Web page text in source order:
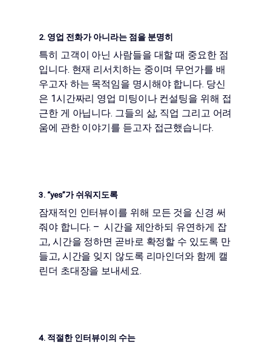
2. 영업 전화가 아니라는 점을 분명히
특히 고객이 아닌 사람들을 대할 때 중요한 점
입니다. 현재 리서치하는 중이며 무언가를 배
우고자 하는 목적임을 명시해야 합니다. 당신
은 1시간짜리 영업 미팅이나 컨설팅을 위해 접
근한 게 아닙니다. 그들의 삶, 직업 그리고 어려
움에 관한 이야기를 듣고자 접근했습니다.
3. “yes”가 쉬워지도록
잠재적인 인터뷰이를 위해 모든 것을 신경 써
줘야 합니다. – 시간을 제안하되 유연하게 잡
고, 시간을 정하면 곧바로 확정할 수 있도록 만
들고, 시간을 잊지 않도록 리마인더와 함께 캘
린더 초대장을 보내세요.
4. 적절한 인터뷰이의 수는